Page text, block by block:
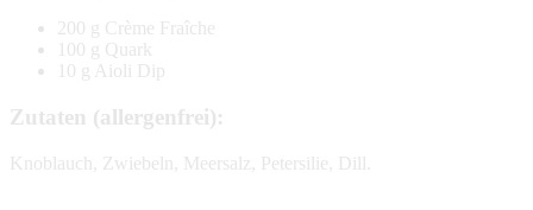
200 g Crème Fraîche
100 g Quark
10 g Aioli Dip
Zutaten (allergenfrei):
Knoblauch, Zwiebeln, Meersalz, Petersilie, Dill.